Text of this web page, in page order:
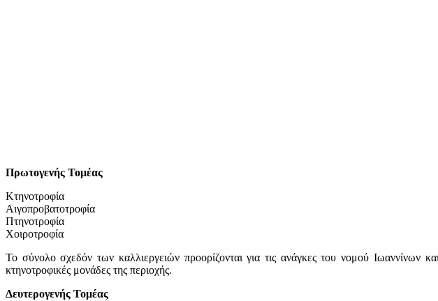
Πρωτογενής Τομέας
Κτηνοτροφία
Αιγοπροβατοτροφία
Πτηνοτροφία
Χοιροτροφία
Το σύνολο σχεδόν των καλλιεργειών προορίζονται για τις ανάγκες του νομού
κτηνοτροφικές μονάδες της περιοχής.
Δευτερογενής Τομέας